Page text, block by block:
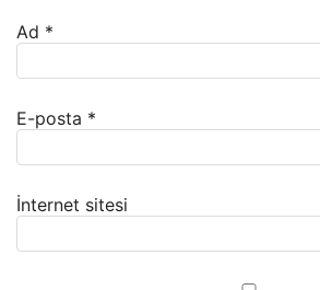
Ad *
E-posta *
İnternet sitesi